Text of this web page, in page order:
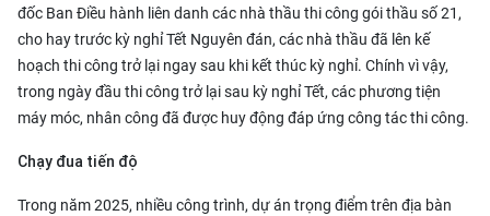
đốc Ban Điều hành liên danh các nhà thầu thi công gói thầu số 21,
cho hay trước kỳ nghỉ Tết Nguyên đán, các nhà thầu đã lên kế
hoạch thi công trở lại ngay sau khi kết thúc kỳ nghỉ. Chính vì vậy,
trong ngày đầu thi công trở lại sau kỳ nghỉ Tết, các phương tiện
máy móc, nhân công đã được huy động đáp ứng công tác thi công.
Chạy đua tiến độ
Trong năm 2025, nhiều công trình, dự án trọng điểm trên địa bàn